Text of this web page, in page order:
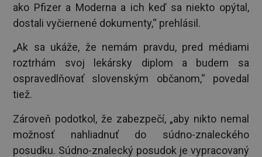
ako Pfizer a Moderna a ich keď sa niekto opýtal,
dostali vyčiernené dokumenty,“ prehlásil.
„Ak sa ukáže, že nemám pravdu, pred médiami
roztrhám svoj lekársky diplom a budem sa
ospravedlňovať slovenským občanom,“ povedal
tiež.
Zároveň podotkol, že zabezpečí, „aby nikto nemal
možnosť nahliadnuť do súdno-znaleckého
posudku. Súdno-znalecký posudok je vypracovaný